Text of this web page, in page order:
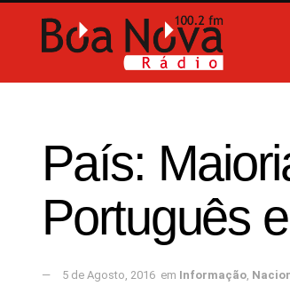
País:
Português
5 de Agosto, 2016 em Informação,